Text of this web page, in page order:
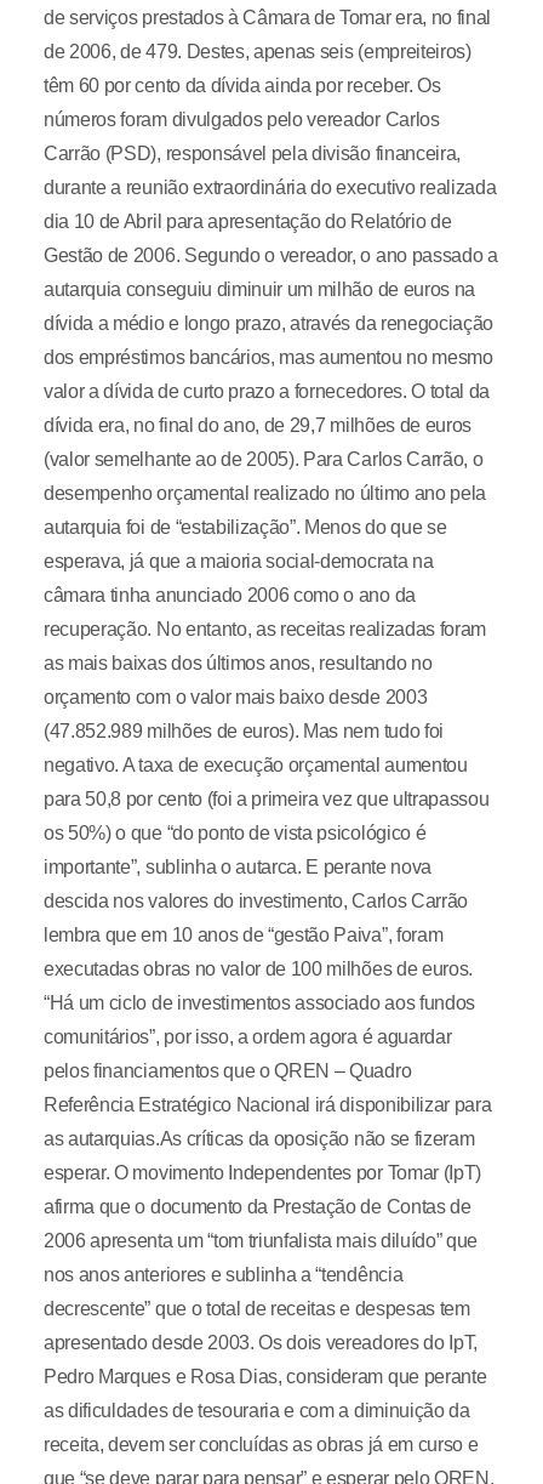
de serviços prestados à Câmara de Tomar era, no final
de 2006, de 479. Destes, apenas seis (empreiteiros)
têm 60 por cento da dívida ainda por receber. Os
números foram divulgados pelo vereador Carlos
Carrão (PSD), responsável pela divisão financeira,
durante a reunião extraordinária do executivo realizada
dia 10 de Abril para apresentação do Relatório de
Gestão de 2006. Segundo o vereador, o ano passado a
autarquia conseguiu diminuir um milhão de euros na
dívida a médio e longo prazo, através da renegociação
dos empréstimos bancários, mas aumentou no mesmo
valor a dívida de curto prazo a fornecedores. O total da
dívida era, no final do ano, de 29,7 milhões de euros
(valor semelhante ao de 2005). Para Carlos Carrão, o
desempenho orçamental realizado no último ano pela
autarquia foi de “estabilização”. Menos do que se
esperava, já que a maioria social-democrata na
câmara tinha anunciado 2006 como o ano da
recuperação. No entanto, as receitas realizadas foram
as mais baixas dos últimos anos, resultando no
orçamento com o valor mais baixo desde 2003
(47.852.989 milhões de euros). Mas nem tudo foi
negativo. A taxa de execução orçamental aumentou
para 50,8 por cento (foi a primeira vez que ultrapassou
os 50%) o que “do ponto de vista psicológico é
importante”, sublinha o autarca. E perante nova
descida nos valores do investimento, Carlos Carrão
lembra que em 10 anos de “gestão Paiva”, foram
executadas obras no valor de 100 milhões de euros.
“Há um ciclo de investimentos associado aos fundos
comunitários”, por isso, a ordem agora é aguardar
pelos financiamentos que o QREN – Quadro
Referência Estratégico Nacional irá disponibilizar para
as autarquias.As críticas da oposição não se fizeram
esperar. O movimento Independentes por Tomar (IpT)
afirma que o documento da Prestação de Contas de
2006 apresenta um “tom triunfalista mais diluído” que
nos anos anteriores e sublinha a “tendência
decrescente” que o total de receitas e despesas tem
apresentado desde 2003. Os dois vereadores do IpT,
Pedro Marques e Rosa Dias, consideram que perante
as dificuldades de tesouraria e com a diminuição da
receita, devem ser concluídas as obras já em curso e
que “se deve parar para pensar” e esperar pelo QREN,